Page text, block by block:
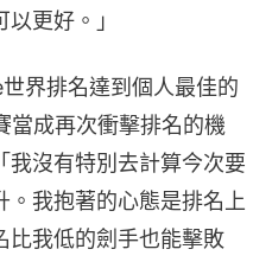
更好。」
界排名達到個人最佳的
當成再次衝擊排名的機
我沒有特別去計算今次要
我抱著的心態是排名上
比我低的劍手也能擊敗